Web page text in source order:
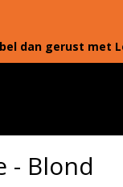
dan gerust met
- Blond